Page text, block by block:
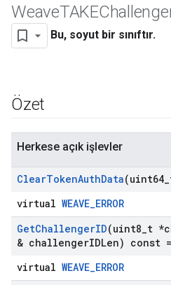
Weave
Bu, soyut bir sınıftır.
Özet
Herkese açık işlevler
ClearTokenAuthData(uint64
virtual WEAVE_ERROR
GetChallengerID(uint8 t
& challengerIDLen) const
virtual WEAVE_ERROR